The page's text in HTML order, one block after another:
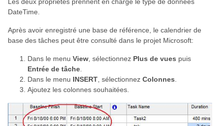
Les deux propriétés prennent en charge le type de données
DateTime.
Après avoir enregistré une base de référence, le calendrier de
base des tâches peut être consulté dans le projet Microsoft:
Dans le menu View, sélectionnez Plus de vues puis
Entrée de tâche.
Dans le menu INSERT, sélectionnez Colonnes.
Ajoutez les colonnes souhaitées.